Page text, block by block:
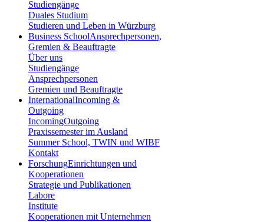
Studiengänge
Duales Studium
Studieren und Leben in Würzburg
Business SchoolAnsprechpersonen,
Gremien & Beauftragte
Über uns
Studiengänge
Ansprechpersonen
Gremien und Beauftragte
InternationalIncoming &
Outgoing
IncomingOutgoing
Praxissemester im Ausland
Summer School, TWIN und WIBF
Kontakt
ForschungEinrichtungen und
Kooperationen
Strategie und Publikationen
Labore
Institute
Kooperationen mit Unternehmen